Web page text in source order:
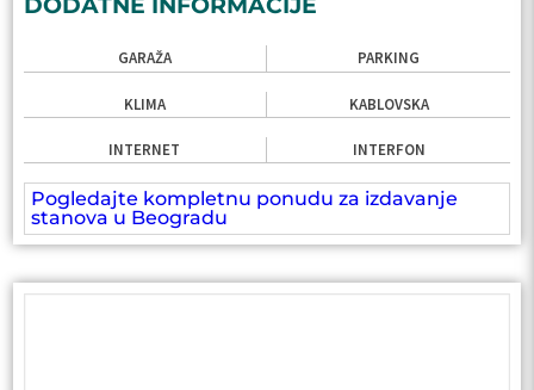
DODATNE INFORMACIJE
GARAŽA PARKING
KLIMA KABLOVSKA
INTERNET INTERFON
Pogledajte kompletnu ponudu za izdavanje
stanova u Beogradu